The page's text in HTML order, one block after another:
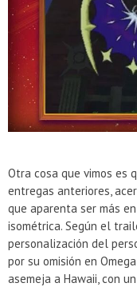
Otra cosa que vimos es
entregas anteriores,
que aparenta ser más
isométrica. Según el
personalización del
por su omisión en
asemeja a Hawaii, con